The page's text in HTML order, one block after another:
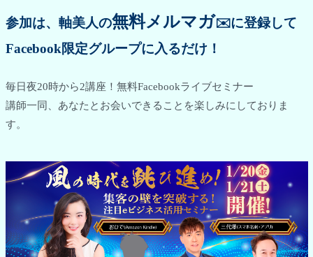
参加は、軸美人の無料メルマガ✉️に登録して
Facebook限定グループに入るだけ！
毎日夜20時から2講座！無料Facebookライブセミナー
講師一同、あなたとお会いできることを楽しみにしておりま
す。